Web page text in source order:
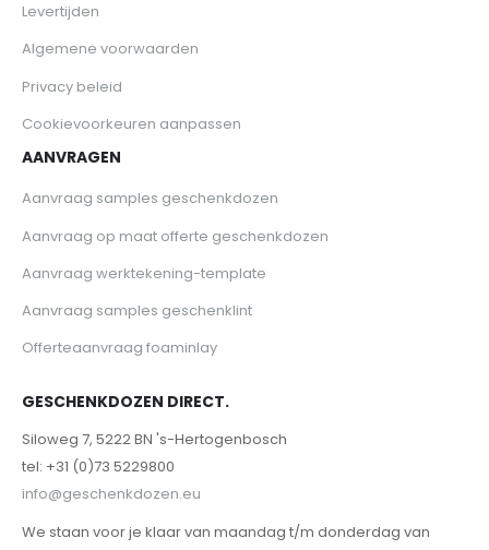
Levertijden
Algemene voorwaarden
Privacy beleid
Cookievoorkeuren aanpassen
AANVRAGEN
Aanvraag samples geschenkdozen
Aanvraag op maat offerte geschenkdozen
Aanvraag werktekening-template
Aanvraag samples geschenklint
Offerteaanvraag foaminlay
GESCHENKDOZEN DIRECT.
Siloweg 7, 5222 BN 's-Hertogenbosch
tel: +31 (0)73 5229800
info@geschenkdozen.eu
We staan voor je klaar van maandag t/m donderdag van